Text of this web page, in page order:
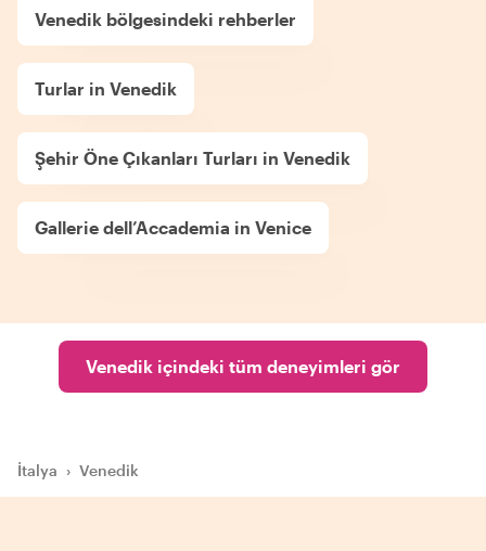
Venedik bölgesindeki rehberler
Turlar in Venedik
Şehir Öne Çıkanları Turları in Venedik
Gallerie dell’Accademia in Venice
Venedik içindeki tüm deneyimleri gör
İtalya › Venedik